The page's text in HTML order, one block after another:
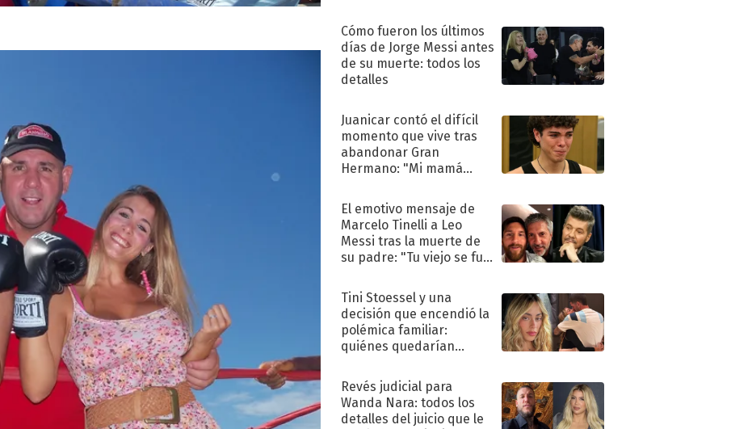
Cómo fueron los últimos
días de Jorge Messi antes
de su muerte: todos los
detalles
Juanicar contó el difícil
momento que vive tras
abandonar Gran
Hermano: "Mi mamá
El emotivo mensaje de
Marcelo Tinelli a Leo
Messi tras la muerte de
su padre: "Tu viejo se fue
Tini Stoessel y una
decisión que encendió la
polémica familiar:
quiénes quedarían
Revés judicial para
Wanda Nara: todos los
detalles del juicio que le